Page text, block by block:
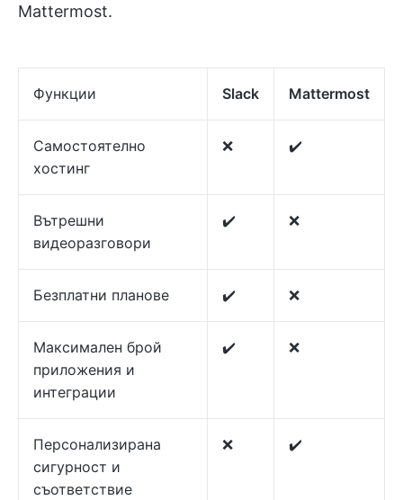
Mattermost.
Функции Slack Mattermost
Самостоятелно
хостинг
❌ ✔️
Вътрешни
видеоразговори
✔️ ❌
Безплатни планове ✔️ ❌
Максимален брой
приложения и
интеграции
✔️ ❌
Персонализирана
сигурност и
съответствие
❌ ✔️